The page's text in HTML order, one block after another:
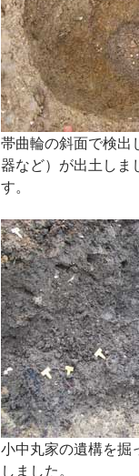
帯曲輪の斜面で検出
器など）が出土しま
す。
小中丸家の遺構を掘
しました。